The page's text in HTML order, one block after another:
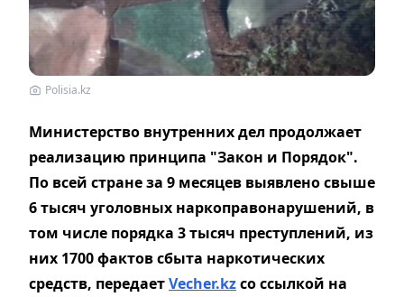
Polisia.kz
Министерство внутренних дел продолжает
реализацию принципа "Закон и Порядок".
По всей стране за 9 месяцев выявлено свыше
6 тысяч уголовных наркоправонарушений, в
том числе порядка 3 тысяч преступлений, из
них 1700 фактов сбыта наркотических
средств, передаетVecher.kzсо ссылкой на